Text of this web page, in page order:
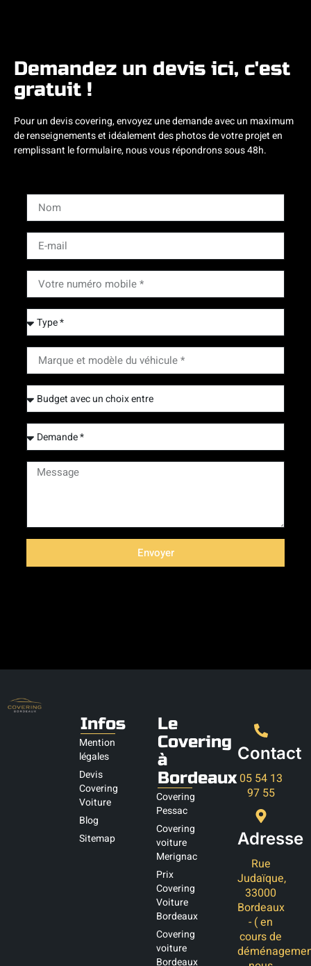
Demandez un devis ici, c'est
gratuit !
Pour un devis covering, envoyez une demande avec un maximum
de renseignements et idéalement des photos de votre projet en
remplissant le formulaire, nous vous répondrons sous 48h.
Envoyer
Infos
Mention
légales
Devis
Covering
Voiture
Blog
Sitemap
Le
Covering
à
Bordeaux
Covering
Pessac
Covering
voiture
Merignac
Prix
Covering
Voiture
Bordeaux
Covering
voiture
Bordeaux
Contact
05 54 13
97 55
Adresse
Rue
Judaïque,
33000
Bordeaux
- ( en
cours de